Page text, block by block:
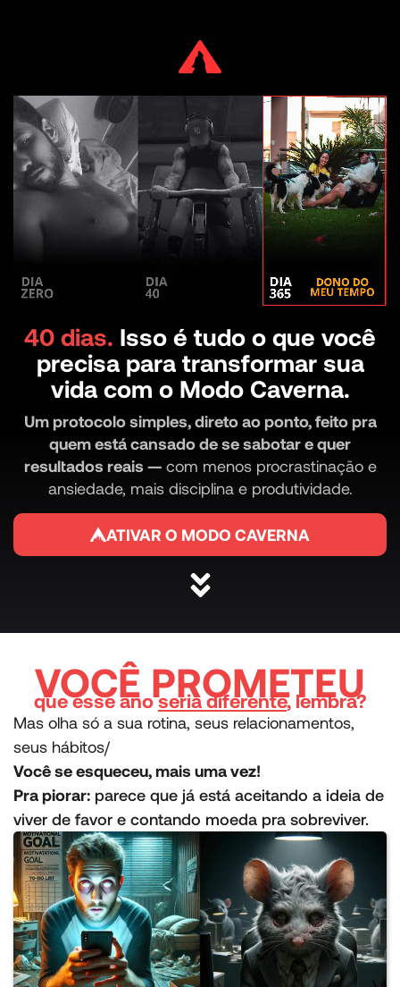
40 dias. Isso é tudo o que você
precisa para transformar sua
vida com o Modo Caverna.
Um protocolo simples, direto ao ponto, feito pra
quem está cansado de se sabotar e quer
resultados reais — com menos procrastinação e
ansiedade, mais disciplina e produtividade.
ATIVAR O MODO CAVERNA
VOCÊ PROMETEU
que esse anoseria diferente, lembra?
Mas olha só a sua rotina, seus relacionamentos,
seus hábitos/
Você se esqueceu, mais uma vez!
Pra piorar: parece que já está aceitando a ideia de
viver de favor e contando moeda pra sobreviver.